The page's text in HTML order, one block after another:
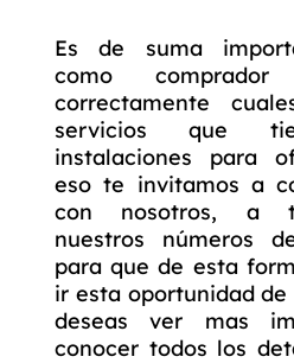
Es de suma
como comprador
correctamente
servicios que
instalaciones para
eso te invitamos a
con nosotros, a
nuestros números
para que de esta
ir esta oportunidad de
deseas ver mas
conocer todos los